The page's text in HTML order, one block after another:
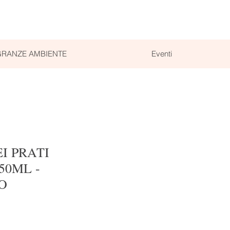
AMBIENTE Eventi
PRATI
-